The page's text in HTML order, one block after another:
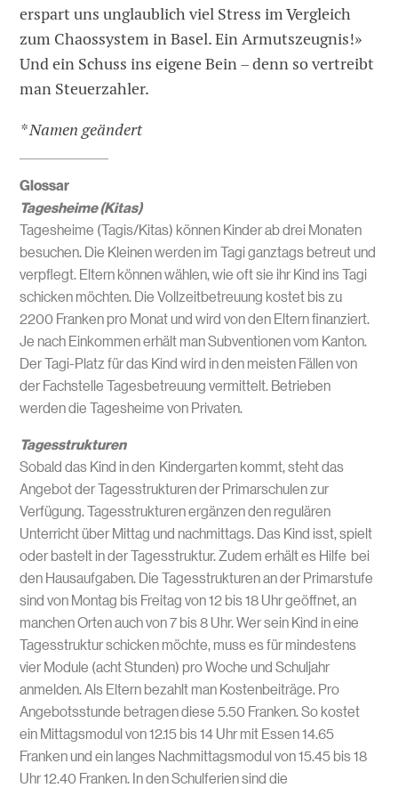
erspart uns unglaublich viel Stress im Vergleich
zum Chaossystem in Basel. Ein Armutszeugnis!»
Und ein Schuss ins eigene Bein – denn so vertreibt
man Steuerzahler.
* Namen geändert
Glossar
Tagesheime (Kitas)
Tagesheime (Tagis/Kitas) können Kinder ab drei Monaten
besuchen. Die Kleinen werden im Tagi ganztags betreut und
verpflegt. Eltern können wählen, wie oft sie ihr Kind ins Tagi
schicken möchten. Die Vollzeitbetreuung kostet bis zu
2200 Franken pro Monat und wird von den Eltern finanziert.
Je nach Einkommen erhält man Subventionen vom Kanton.
Der Tagi-Platz für das Kind wird in den meisten Fällen von
der Fachstelle Tagesbetreuung vermittelt. Betrieben
werden die Tagesheime von Privaten.
Tagesstrukturen
Sobald das Kind in den Kindergarten kommt, steht das
Angebot der Tagesstrukturen der Primarschulen zur
Verfügung. Tagesstrukturen ergänzen den regulären
Unterricht über Mittag und nachmittags. Das Kind isst, spielt
oder bastelt in der Tagesstruktur. Zudem erhält es Hilfe bei
den Hausaufgaben. Die Tagesstrukturen an der Primarstufe
sind von Montag bis Freitag von 12 bis 18 Uhr geöffnet, an
manchen Orten auch von 7 bis 8 Uhr. Wer sein Kind in eine
Tagesstruktur schicken möchte, muss es für mindestens
vier Module (acht Stunden) pro Woche und Schuljahr
anmelden. Als Eltern bezahlt man Kostenbeiträge. Pro
Angebotsstunde betragen diese 5.50 Franken. So kostet
ein Mittagsmodul von 12.15 bis 14 Uhr mit Essen 14.65
Franken und ein langes Nachmittagsmodul von 15.45 bis 18
Uhr 12.40 Franken. In den Schulferien sind die